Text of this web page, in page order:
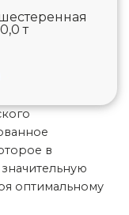
т
в
оптимальному